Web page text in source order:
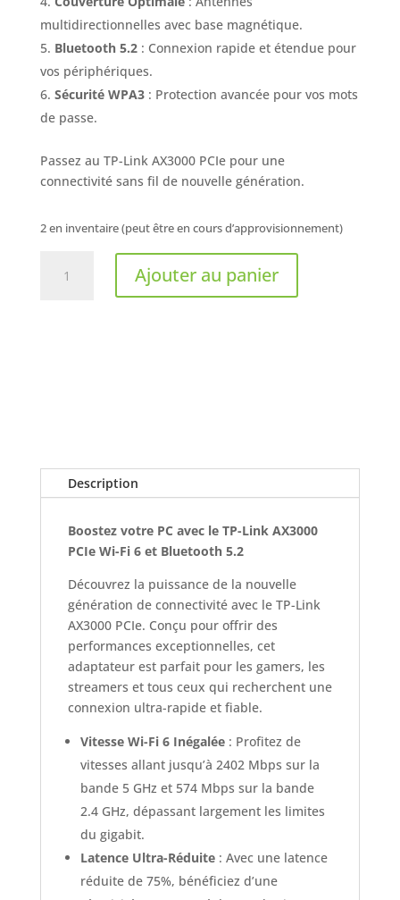
multidirectionnelles avec base magnétique.
Bluetooth 5.2: Connexion rapide et étendue pour
vos périphériques.
Sécurité WPA3: Protection avancée pour vos mots
de passe.
Passez au TP-Link AX3000 PCIe pour une
connectivité sans fil de nouvelle génération.
2 en inventaire (peut être en cours d’approvisionnement)
Ajouter au panier
Description
Boostez votre PC avec le TP-Link AX3000
PCIe Wi-Fi 6 et Bluetooth 5.2
Découvrez la puissance de la nouvelle
génération de connectivité avec le TP-Link
AX3000 PCIe. Conçu pour offrir des
performances exceptionnelles, cet
adaptateur est parfait pour les gamers, les
streamers et tous ceux qui recherchent une
connexion ultra-rapide et fiable.
Vitesse Wi-Fi 6 Inégalée: Profitez de
vitesses allant jusqu’à 2402 Mbps sur la
bande 5 GHz et 574 Mbps sur la bande
2.4 GHz, dépassant largement les limites
du gigabit.
Latence Ultra-Réduite: Avec une latence
réduite de 75%, bénéficiez d’une